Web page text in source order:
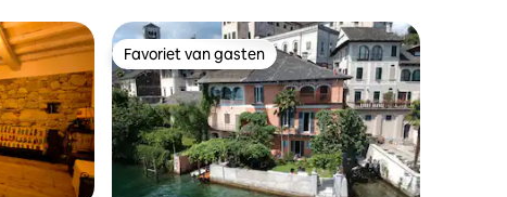
Favoriet van gasten
Favoriet van gasten